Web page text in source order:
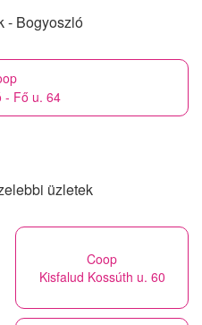
- Bogyoszló
- Fő u. 64
üzletek
Coop
Kisfalud Kossúth u. 60